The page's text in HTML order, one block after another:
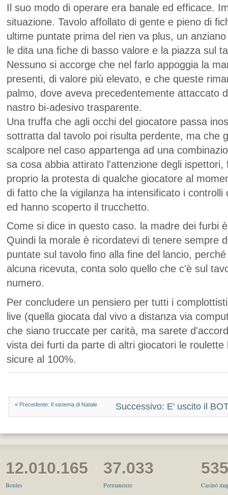
Il suo modo di operare era banale ed efficace.
situazione. Tavolo affollato di gente e pieno di
ultime puntate prima del rien va plus, un
le dita una fiche di basso valore e la piazza sul
Nessuno si accorge che nel farlo appoggia la
presenti, di valore più elevato, e che queste
palmo, dove aveva precedentemente attaccato
nastro bi-adesivo trasparente.
Una truffa che agli occhi del giocatore passa
sottratta dal tavolo poi risulta perdente, ma che
scalpore nel caso appartenga ad una
sa cosa abbia attirato l'attenzione degli ispettori,
proprio la protesta di qualche giocatore al
di fatto che la vigilanza ha intensificato i controlli
ed hanno scoperto il trucchetto.
Come si dice in questo caso. la madre dei furbi
Quindi la morale è ricordatevi di tenere sempre
puntate sul tavolo fino alla fine del lancio,
alcuna ricevuta, conta solo quello che c'è sul
numero.
Per concludere un pensiero per tutti i
live (quella giocata dal vivo a distanza via
che siano truccate per carità, ma sarete
vista dei furti da parte di altri giocatori le roulette
sicure al 100%.
« Precedente: Il sistema di Natale Successivo: E' uscito il
12.010.165
Boules
37.033
Permanenze Casinó